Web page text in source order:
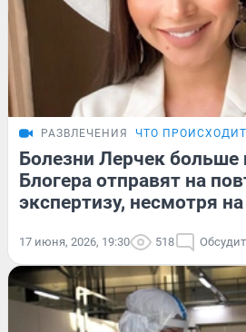
РАЗВЛЕЧЕНИЯ ЧТО
Болезни Лерчек больше
Блогера отправят на
экспертизу, несмотря
17 июня, 2026, 19:30 518